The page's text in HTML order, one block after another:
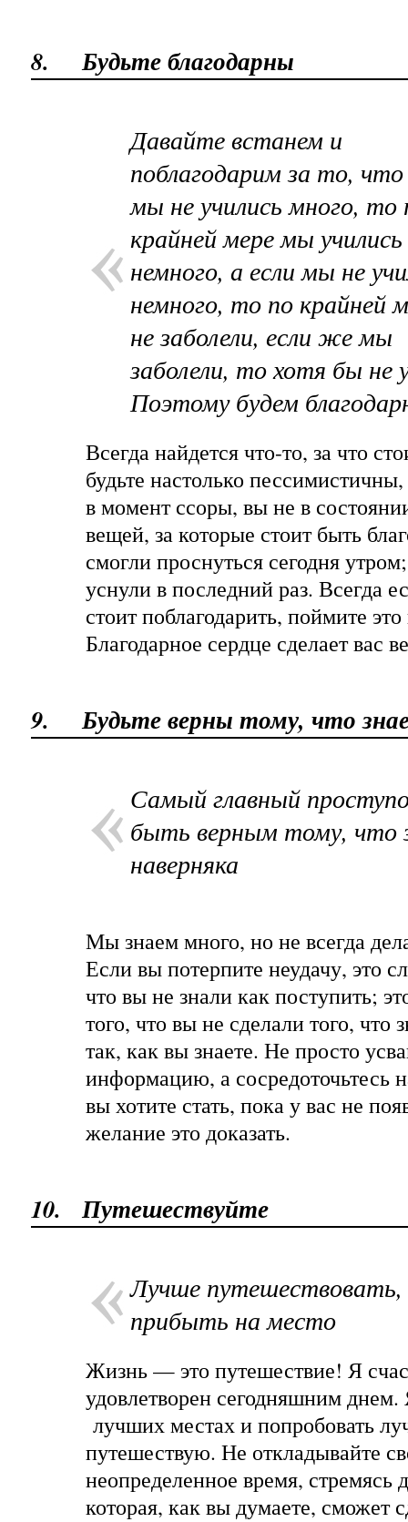
8. Будьте благодарны
Давайте встанем и
поблагодарим за то, что
мы не учились много, то
крайней мере мы учились
немного, а если мы не
немного, то по крайней
не заболели, если же мы
заболели, то хотя бы не
Поэтому будем
Всегда найдется что-то, за что
будьте настолько
в момент ссоры, вы не в
вещей, за которые стоит быть
смогли проснуться сегодня
уснули в последний раз. Всегда
стоит поблагодарить, поймите
Благодарное сердце сделает вас
9. Будьте верны тому, что
Самый главный
быть верным тому, что
наверняка
Мы знаем много, но не всегда
Если вы потерпите неудачу, это
что вы не знали как поступить;
того, что вы не сделали того, что
так, как вы знаете. Не просто
информацию, а сосредоточьтесь
вы хотите стать, пока у вас не
желание это доказать.
10. Путешествуйте
Лучше путешествовать,
прибыть на место
Жизнь — это путешествие! Я
удовлетворен сегодняшним
лучших местах и попробовать
путешествую. Не откладывайте
неопределенное время, стремясь
которая, как вы думаете, сможет